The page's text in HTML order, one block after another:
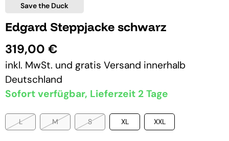
Save the Duck
Edgard Steppjacke schwarz
319,00 €
inkl. MwSt. und gratis Versand innerhalb
Deutschland
Sofort verfügbar, Lieferzeit 2 Tage
L M S XL XXL